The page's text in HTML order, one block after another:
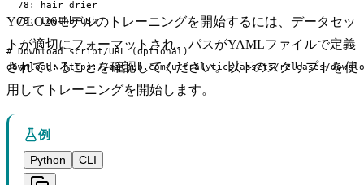
  78: hair drier
  79: toothbrush
# Download script/URL (optional)
download: https://github.com/ultralytics/assets/releases/
YOLO26モデルのトレーニングを開始するには、データセッ
トが適切にフォーマットされ、パスがYAMLファイルで定義
されていることを確認してください。以下のスクリプトを使
用してトレーニングを開始します。
例
Python
CLI